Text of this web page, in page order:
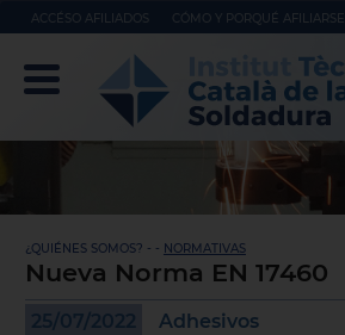
ACCÉSO AFILIADOS CÓMO Y PORQUÉ AFILIARSE
¿QUIÉNES SOMOS? - - NORMATIVAS
Nueva Norma EN 17460
25/07/2022 Adhesivos